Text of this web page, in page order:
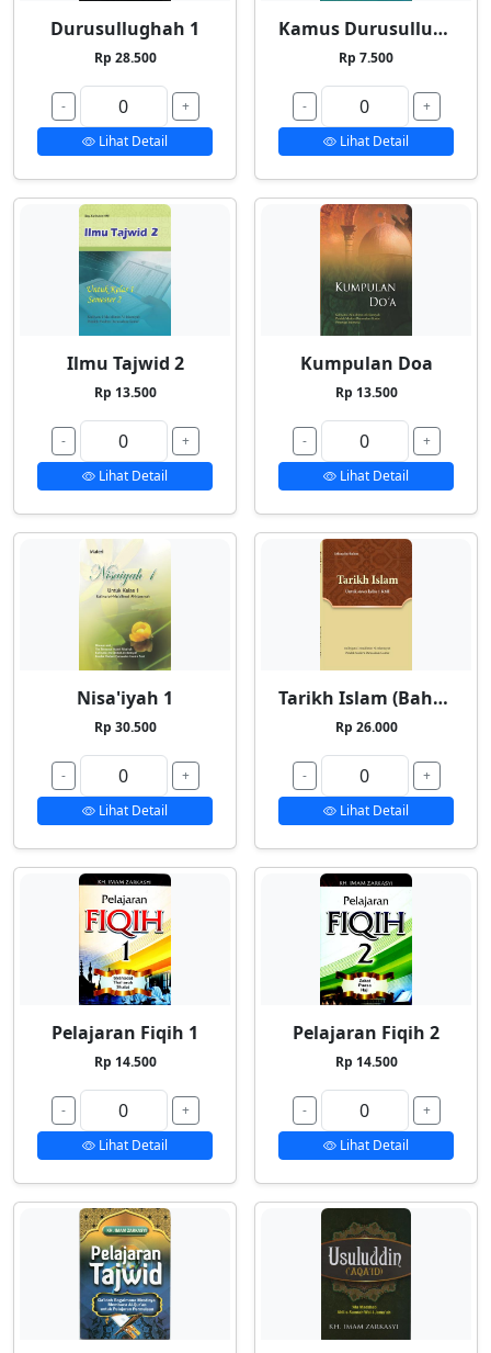
Durusullughah 1
Rp 28.500
-
+
Lihat Detail
Kamus Durusullughah 1
Rp 7.500
-
+
Lihat Detail
Ilmu Tajwid 2
Rp 13.500
-
+
Lihat Detail
Kumpulan Doa
Rp 13.500
-
+
Lihat Detail
Nisa'iyah 1
Rp 30.500
-
+
Lihat Detail
Tarikh Islam (Bahasa Indonesia)
Rp 26.000
-
+
Lihat Detail
Pelajaran Fiqih 1
Rp 14.500
-
+
Lihat Detail
Pelajaran Fiqih 2
Rp 14.500
-
+
Lihat Detail